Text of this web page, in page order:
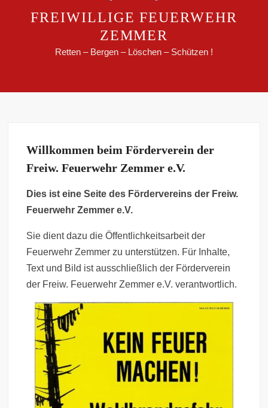
FREIWILLIGE FEUERWEHR
ZEMMER
Retten – Bergen – Löschen – Schützen !
Willkommen beim Förderverein der
Freiw. Feuerwehr Zemmer e.V.
Dies ist eine Seite des Fördervereins der Freiw.
Feuerwehr Zemmer e.V.
Sie dient dazu die Öffentlichkeitsarbeit der
Feuerwehr Zemmer zu unterstützen. Für Inhalte,
Text und Bild ist ausschließlich der Förderverein
der Freiw. Feuerwehr Zemmer e.V. verantwortlich.